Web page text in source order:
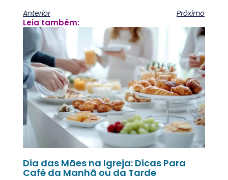
Anterior Próximo
Leia também:
Dia das Mães na Igreja: Dicas Para
Café da Manhã ou da Tarde